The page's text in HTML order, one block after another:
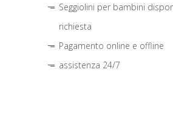
Seggiolini per bambini
richiesta
Pagamento online e offline
assistenza 24/7